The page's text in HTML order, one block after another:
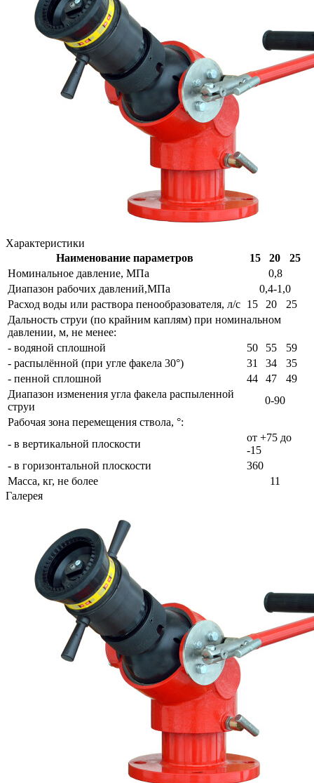
Характеристики
Наименование параметров
15 20
25
Номинальное давление, МПа
0,8
Диапазон рабочих давлений,МПа
0,4-1,0
Расход воды или раствора пенообразователя, л/с 15 20
25
Дальность струи (по крайним каплям) при номинальном
давлении, м, не менее:
- водяной сплошной
50 55
59
- распылённой (при угле факела 30°)
31 34
35
- пенной сплошной
44 47
49
Диапазон изменения угла факела распыленной
струи
0-90
Рабочая зона перемещения ствола, °:
- в вертикальной плоскости
от +75 до
-15
- в горизонтальной плоскости
360
Масса, кг, не более
11
Галерея